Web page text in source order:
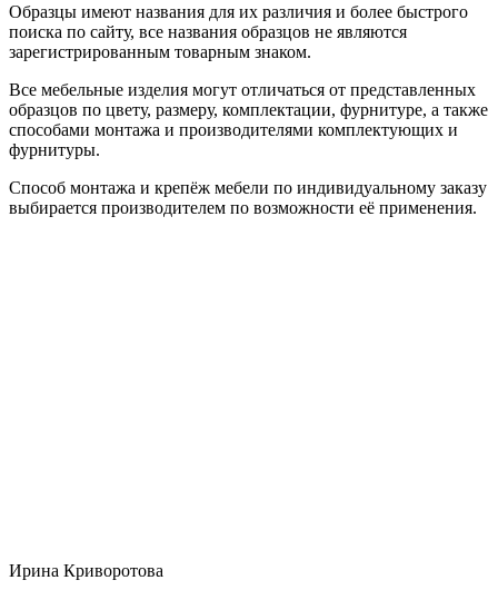
Образцы имеют названия для их различия и более быстрого
поиска по сайту, все названия образцов не являются
зарегистрированным товарным знаком.
Все мебельные изделия могут отличаться от представленных
образцов по цвету, размеру, комплектации, фурнитуре, а также
способами монтажа и производителями комплектующих и
фурнитуры.
Способ монтажа и крепёж мебели по индивидуальному заказу
выбирается производителем по возможности её применения.
Ирина Криворотова